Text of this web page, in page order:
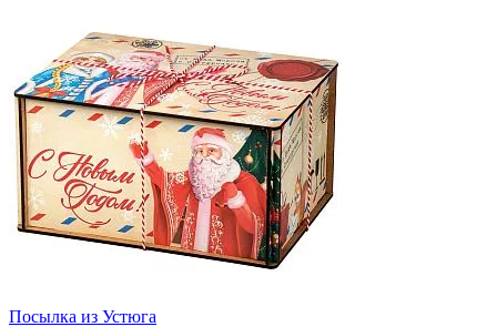
Посылка из Устюга